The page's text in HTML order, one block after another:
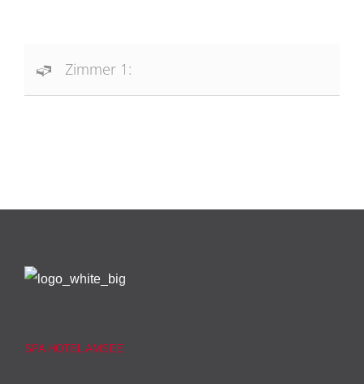
Zimmer 1:
SPA HOTEL AMSEE